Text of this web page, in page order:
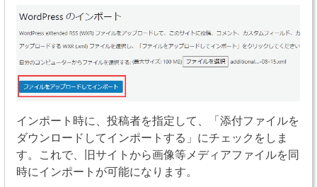
インポート時に、投稿者を指定して、「添付ファイルを
ダウンロードしてインポートする」にチェックをしま
す。これで、旧サイトから画像等メディアファイルを同
時にインポートが可能になります。